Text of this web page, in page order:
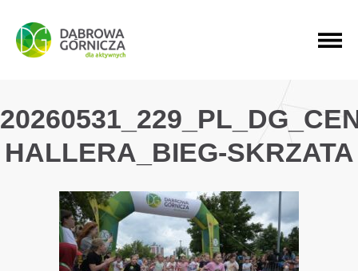
PRZEJDŹ DO MENU GŁÓWNEGO
PRZEJDŹ DO WYSZUKIWARKI
PRZEJDŹ DO TREŚCI
HALLERA_BIEG-SKRZATA